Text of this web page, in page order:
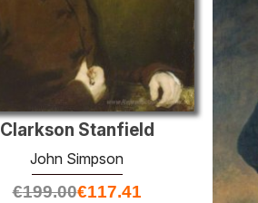
Clarkson Stanfield
John Simpson
€199.00€117.41